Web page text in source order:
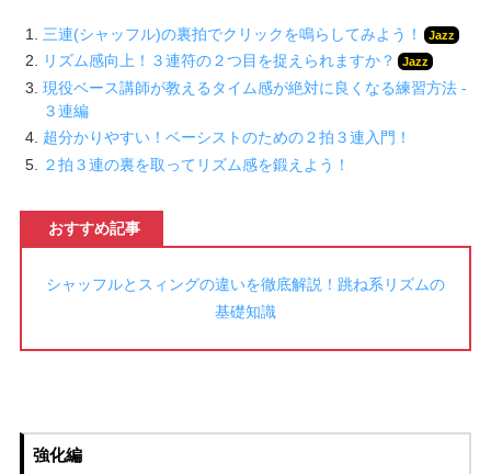
三連(シャッフル)の裏拍でクリックを鳴らしてみよう！ Jazz
リズム感向上！３連符の２つ目を捉えられますか？ Jazz
現役ベース講師が教えるタイム感が絶対に良くなる練習方法 -
３連編
超分かりやすい！ベーシストのための２拍３連入門！
２拍３連の裏を取ってリズム感を鍛えよう！
おすすめ記事
シャッフルとスィングの違いを徹底解説！跳ね系リズムの
基礎知識
強化編